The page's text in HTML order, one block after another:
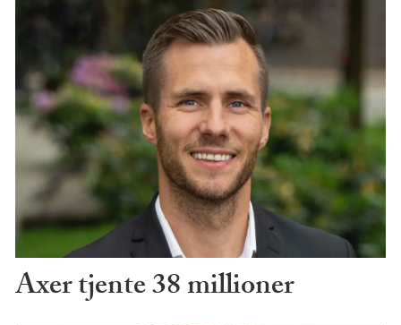
Axer tjente 38 millioner